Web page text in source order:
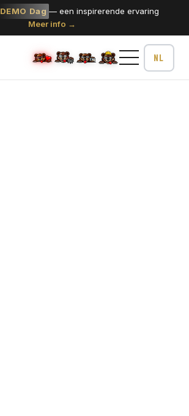
DEMO Dag — een inspirerende ervaring
Meer info →